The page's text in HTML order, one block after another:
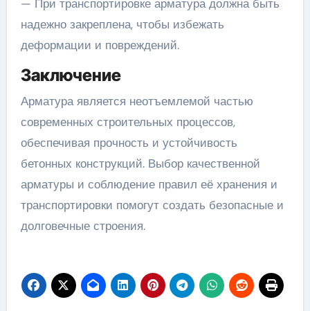
— При транспортировке арматура должна быть
надежно закреплена, чтобы избежать
деформации и повреждений.
Заключение
Арматура является неотъемлемой частью
современных строительных процессов,
обеспечивая прочность и устойчивость
бетонных конструкций. Выбор качественной
арматуры и соблюдение правил её хранения и
транспортировки помогут создать безопасные и
долговечные строения.